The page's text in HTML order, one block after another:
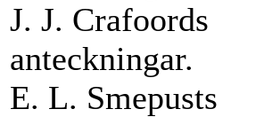
J. J. Crafoords
anteckningar.
E. L. Smepusts